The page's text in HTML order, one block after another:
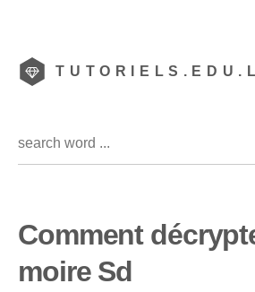
Comment
moire Sd